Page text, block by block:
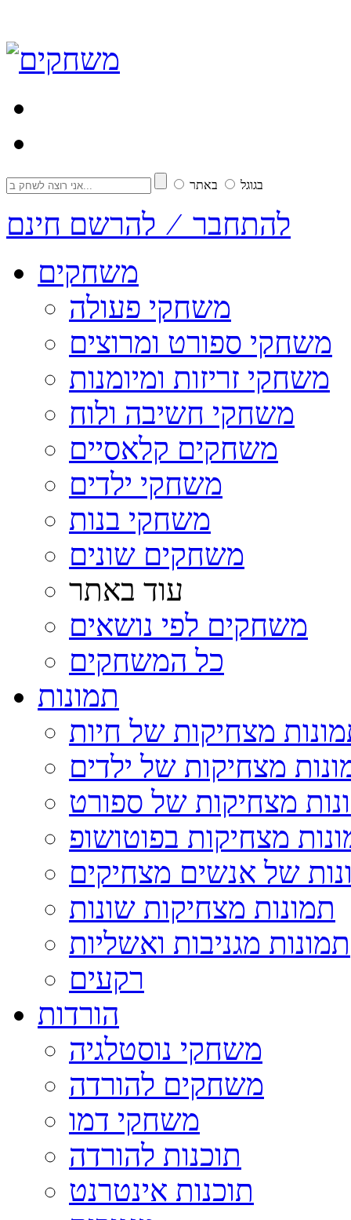
בגוגל באתר
להתחבר ⁄ להרשם חינם
משחקים
משחקי פעולה
משחקי ספורט ומרוצים
משחקי זריזות ומיומנות
משחקי חשיבה ולוח
משחקים קלאסיים
משחקי ילדים
משחקי בנות
משחקים שונים
עוד באתר
משחקים לפי נושאים
כל המשחקים
תמונות
מצחיקות של חיות
מצחיקות של ילדים
מצחיקות של ספורט
מצחיקות בפוטושופ
של אנשים מצחיקים
תמונות מצחיקות שונות
תמונות מגניבות ואשליות
רקעים
הורדות
משחקי נוסטלגיה
משחקים להורדה
משחקי דמו
תוכנות להורדה
תוכנות אינטרנט